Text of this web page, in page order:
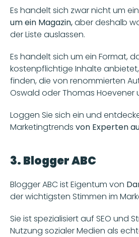
Es handelt sich zwar nicht um
um ein Magazin, aber deshalb
der Liste auslassen.
Es handelt sich um ein Format,
kostenpflichtige Inhalte anbietet,
finden, die von renommierten
Oswald oder Thomas Hoevener
Loggen Sie sich ein und
Marketingtrends von Experten
3. Blogger ABC
Blogger ABC ist Eigentum von
der wichtigsten Stimmen im
Sie ist spezialisiert auf SEO und
Nutzung sozialer Medien als